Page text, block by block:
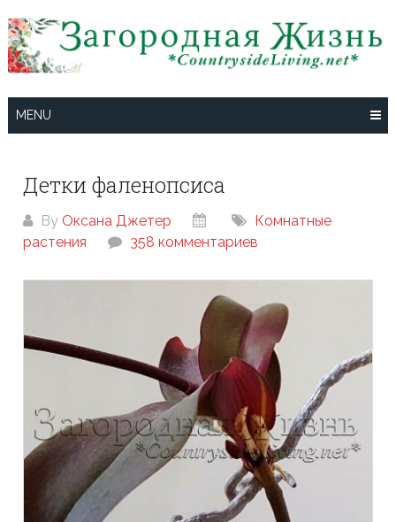
to
content
MENU
Детки фаленопсиса
By Оксана Джетер
Комнатные
растения
358 комментариев